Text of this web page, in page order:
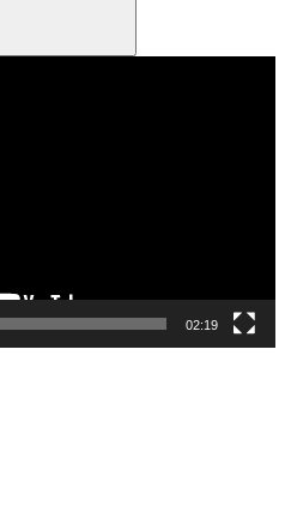
02:19